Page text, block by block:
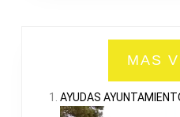
MAS
AYUDAS